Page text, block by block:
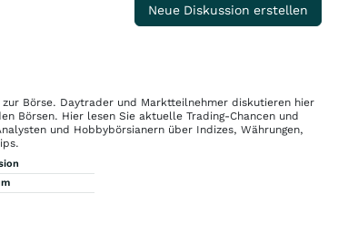
Neue Diskussion erstellen
Börse. Daytrader und Marktteilnehmer diskutieren hier
Börsen. Hier lesen Sie aktuelle Trading-Chancen und
und Hobbybörsianern über Indizes, Währungen,